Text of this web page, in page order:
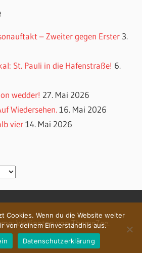
– Zweiter gegen Erster 3.
St. Pauli in die Hafenstraße! 6.
wedder! 27. Mai 2026
Wiedersehen. 16. Mai 2026
vier 14. Mai 2026
Wellington von ThemeZee.
Cookies. Wenn du die Website weiter
von deinem Einverständnis aus.
Datenschutzerklärung